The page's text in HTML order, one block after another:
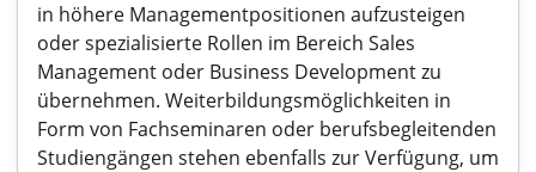
in höhere Managementpositionen aufzusteigen
oder spezialisierte Rollen im Bereich Sales
Management oder Business Development zu
übernehmen. Weiterbildungsmöglichkeiten in
Form von Fachseminaren oder berufsbegleitenden
Studiengängen stehen ebenfalls zur Verfügung, um